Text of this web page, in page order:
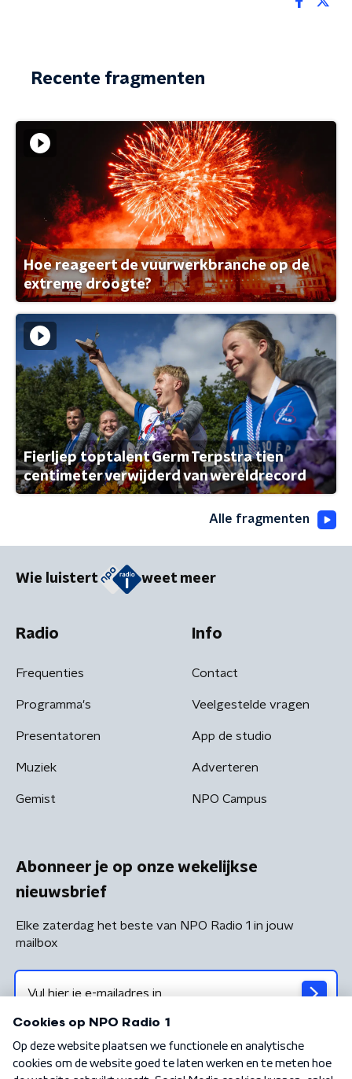
Recente fragmenten
Hoe reageert de vuurwerkbranche op de
extreme droogte?
Fierljep toptalent Germ Terpstra tien
centimeter verwijderd van wereldrecord
Alle fragmenten
Wie luistert weet meer
Radio
Frequenties
Programma's
Presentatoren
Muziek
Gemist
Info
Contact
Veelgestelde vragen
App de studio
Adverteren
NPO Campus
Abonneer je op onze wekelijkse
nieuwsbrief
Elke zaterdag het beste van NPO Radio 1 in jouw
mailbox